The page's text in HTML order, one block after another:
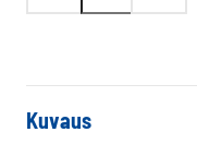
n
määrä
Kuvaus